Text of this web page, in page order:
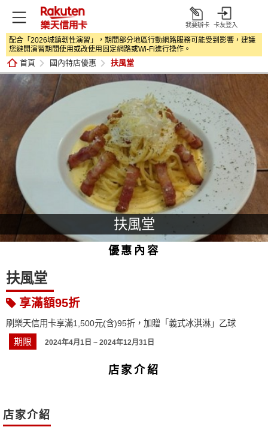
打
開
我要辦卡 卡友登入
配合「2026城鎮韌性演習」，期間部分地區行動網路服務可能受到影響，建議
您避開演習期間使用或改使用固定網路或Wi‑Fi進行操作。
首頁 國內特店優惠 扶風堂
扶風堂
優惠內容
扶風堂
享滿額95折
刷樂天信用卡享滿1,500元(含)95折，加贈「義式冰淇淋」乙球
期限 2024年4月1日 ~ 2024年12月31日
店家介紹
店家介紹